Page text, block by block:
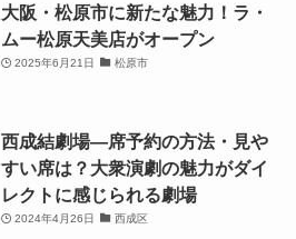
大阪・松原市に新たな魅力！ラ・
ムー松原天美店がオープン
2025年6月21日 松原市
西成結劇場—席予約の方法・見や
すい席は？大衆演劇の魅力がダイ
レクトに感じられる劇場
2024年4月26日 西成区